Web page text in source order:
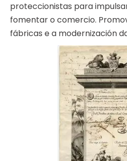
proteccionistas para
fomentar o comercio.
fábricas e a modernización